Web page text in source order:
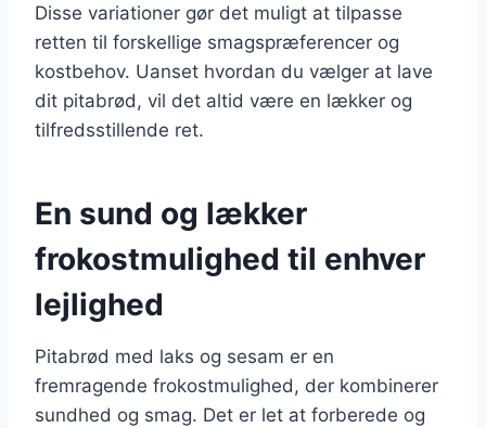
Disse variationer gør det muligt at tilpasse
retten til forskellige smagspræferencer og
kostbehov. Uanset hvordan du vælger at lave
dit pitabrød, vil det altid være en lækker og
tilfredsstillende ret.
En sund og lækker
frokostmulighed til enhver
lejlighed
Pitabrød med laks og sesam er en
fremragende frokostmulighed, der kombinerer
sundhed og smag. Det er let at forberede og